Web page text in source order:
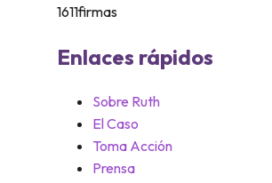
1611firmas
Enlaces rápidos
Sobre Ruth
El Caso
Toma Acción
Prensa